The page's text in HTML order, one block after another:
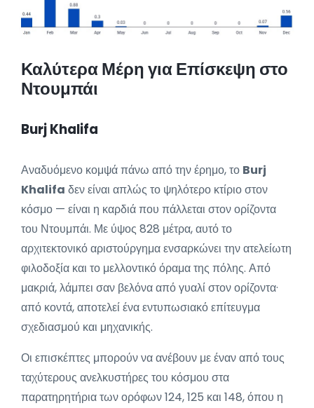
Καλύτερα Μέρη για Επίσκεψη στο
Ντουμπάι
Burj Khalifa
Αναδυόμενο κομψά πάνω από την έρημο, το Burj
Khalifa δεν είναι απλώς το ψηλότερο κτίριο στον
κόσμο — είναι η καρδιά που πάλλεται στον ορίζοντα
του Ντουμπάι. Με ύψος 828 μέτρα, αυτό το
αρχιτεκτονικό αριστούργημα ενσαρκώνει την ατελείωτη
φιλοδοξία και το μελλοντικό όραμα της πόλης. Από
μακριά, λάμπει σαν βελόνα από γυαλί στον ορίζοντα·
από κοντά, αποτελεί ένα εντυπωσιακό επίτευγμα
σχεδιασμού και μηχανικής.
Οι επισκέπτες μπορούν να ανέβουν με έναν από τους
ταχύτερους ανελκυστήρες του κόσμου στα
παρατηρητήρια των ορόφων 124, 125 και 148, όπου η